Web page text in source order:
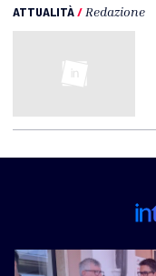
ATTUALITÀ/ Redazione